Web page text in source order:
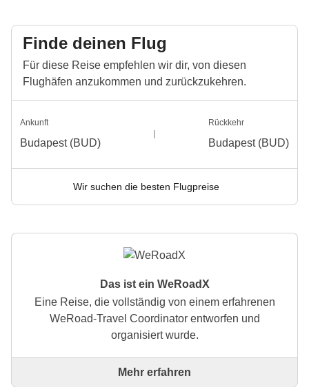
Finde deinen Flug
Für diese Reise empfehlen wir dir, von diesen
Flughäfen anzukommen und zurückzukehren.
Ankunft
Budapest (BUD)
Rückkehr
Budapest (BUD)
Wir suchen die besten Flugpreise
Das ist ein WeRoadX
Eine Reise, die vollständig von einem erfahrenen
WeRoad-Travel Coordinator entworfen und
organisiert wurde.
Dies ist eine Reise, die vollständig von einem
Mehr erfahren